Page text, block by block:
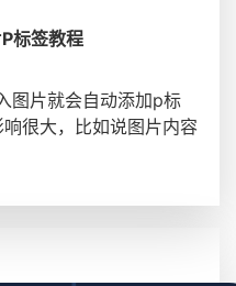
标签教程
图片就会自动添加p标
很大，比如说图片内容